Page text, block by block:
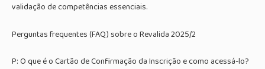
validação de competências essenciais.
Perguntas frequentes (FAQ) sobre o Revalida 2025/2
P: O que é o Cartão de Confirmação da Inscrição e como acessá-lo?